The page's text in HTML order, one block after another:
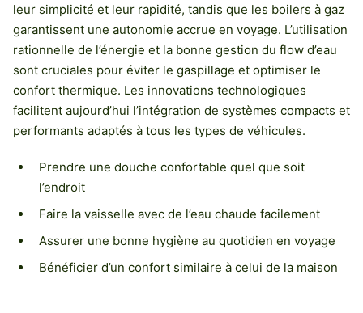
leur simplicité et leur rapidité, tandis que les boilers à gaz
garantissent une autonomie accrue en voyage. L’utilisation
rationnelle de l’énergie et la bonne gestion du flow d’eau
sont cruciales pour éviter le gaspillage et optimiser le
confort thermique. Les innovations technologiques
facilitent aujourd’hui l’intégration de systèmes compacts et
performants adaptés à tous les types de véhicules.
Prendre une douche confortable quel que soit
l’endroit
Faire la vaisselle avec de l’eau chaude facilement
Assurer une bonne hygiène au quotidien en voyage
Bénéficier d’un confort similaire à celui de la maison